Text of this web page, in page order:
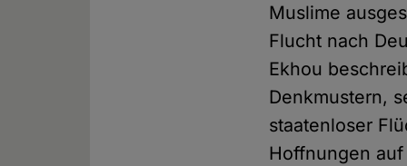
Muslime
Flucht nach
Ekhou
Denkmustern,
staatenloser
Hoffnungen